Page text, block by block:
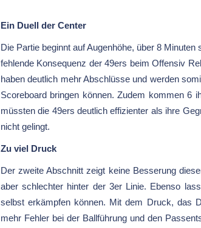
Ein Duell der Center
Die Partie beginnt auf Augenhöhe, über 8
fehlende Konsequenz der 49ers beim Offensiv
haben deutlich mehr Abschlüsse und werden
Scoreboard bringen können. Zudem kommen 6
müssten die 49ers deutlich effizienter als ihre
nicht gelingt.
Zu viel Druck
Der zweite Abschnitt zeigt keine Besserung
aber schlechter hinter der 3er Linie. Ebenso
selbst erkämpfen können. Mit dem Druck, das
mehr Fehler bei der Ballführung und den